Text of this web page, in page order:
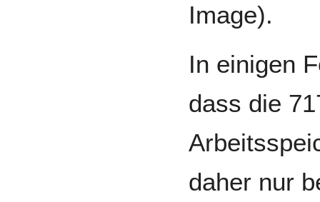
Image).
In einigen
dass die
daher nur